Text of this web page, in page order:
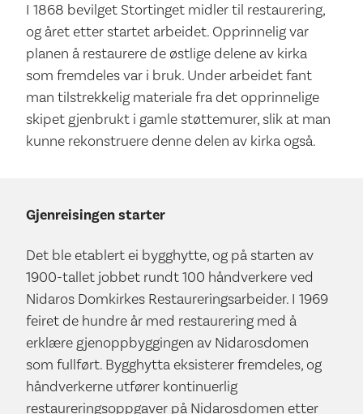
I 1868 bevilget Stortinget midler til restaurering,
og året etter startet arbeidet. Opprinnelig var
planen å restaurere de østlige delene av kirka
som fremdeles var i bruk. Under arbeidet fant
man tilstrekkelig materiale fra det opprinnelige
skipet gjenbrukt i gamle støttemurer, slik at man
kunne rekonstruere denne delen av kirka også.
Gjenreisingen starter
Det ble etablert ei bygghytte, og på starten av
1900-tallet jobbet rundt 100 håndverkere ved
Nidaros Domkirkes Restaureringsarbeider. I 1969
feiret de hundre år med restaurering med å
erklære gjenoppbyggingen av Nidarosdomen
som fullført. Bygghytta eksisterer fremdeles, og
håndverkerne utfører kontinuerlig
restaureringsoppgaver på Nidarosdomen etter